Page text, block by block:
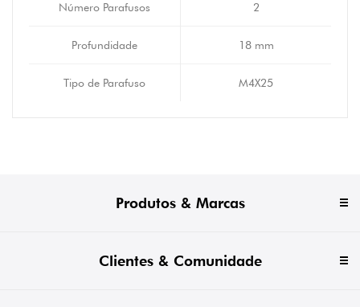
Número Parafusos 2
Profundidade 18 mm
Tipo de Parafuso M4X25
Produtos & Marcas
Clientes & Comunidade